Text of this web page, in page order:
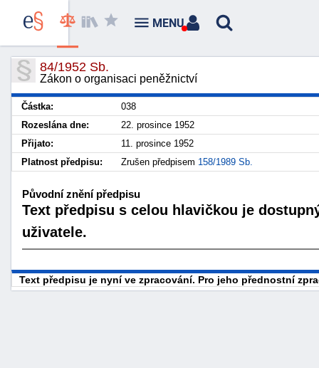
84/1952 Sb.
Zákon o organisaci peněžnictví
Částka:
038
Rozeslána dne:
22. prosince 1952
Přijato:
11. prosince 1952
Platnost předpisu:
Zrušen předpisem 158/1989 Sb.
Původní znění předpisu
Text předpisu s celou hlavičkou je
uživatele.
Text předpisu je nyní ve zpracování. Pro jeho přednostní
MENU